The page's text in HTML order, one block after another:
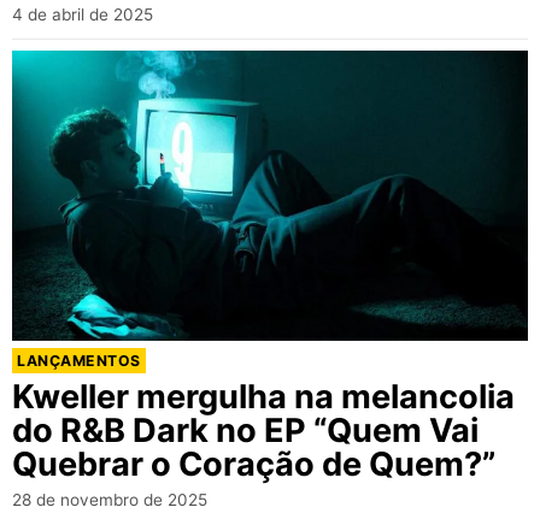
4 de abril de 2025
LANÇAMENTOS
Kweller mergulha na melancolia
do R&B Dark no EP “Quem Vai
Quebrar o Coração de Quem?”
28 de novembro de 2025